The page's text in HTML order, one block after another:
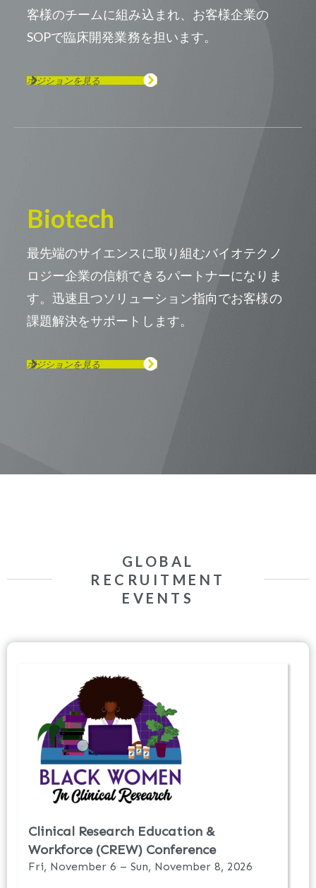
客様のチームに組み込まれ、お客様企業の
SOPで臨床開発業務を担います。
ポジションを見る
Biotech
最先端のサイエンスに取り組むバイオテクノ
ロジー企業の信頼できるパートナーになりま
す。迅速且つソリューション指向でお客様の
課題解決をサポートします。
ポジションを見る
GLOBAL
RECRUITMENT
EVENTS